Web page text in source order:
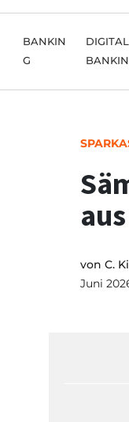
BANKIN
G
DIGITAL
von C.
Juni